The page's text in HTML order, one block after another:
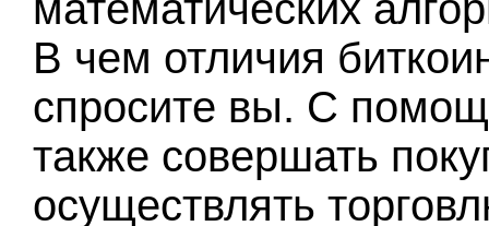
В чем отличия
спросите вы. С
также совершать
осуществлять